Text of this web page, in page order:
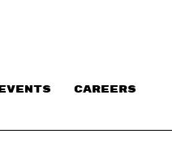
EVENTS CAREERS